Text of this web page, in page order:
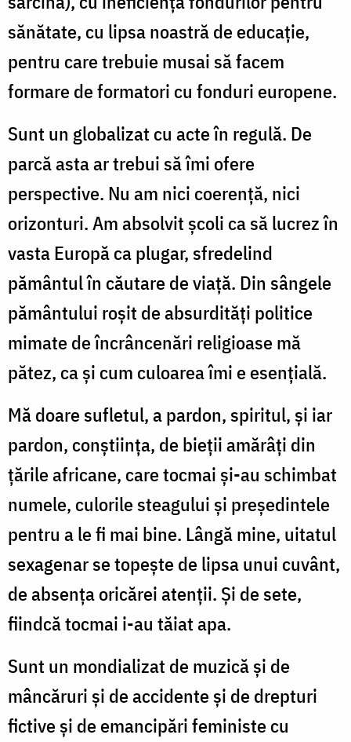
sănătate, cu lipsa noastră de educaţie,
pentru care trebuie musai să facem
formare de formatori cu fonduri europene.
Sunt un globalizat cu acte în regulă. De
parcă asta ar trebui să îmi ofere
perspective. Nu am nici coerenţă, nici
orizonturi. Am absolvit şcoli ca să lucrez în
vasta Europă ca plugar, sfredelind
pământul în căutare de viaţă. Din sângele
pământului roşit de absurdităţi politice
mimate de încrâncenări religioase mă
pătez, ca şi cum culoarea îmi e esenţială.
Mă doare sufletul, a pardon, spiritul, şi iar
pardon, conştiinţa, de bieţii amărâţi din
ţările africane, care tocmai şi-au schimbat
numele, culorile steagului şi preşedintele
pentru a le fi mai bine. Lângă mine, uitatul
sexagenar se topeşte de lipsa unui cuvânt,
de absenţa oricărei atenţii. Şi de sete,
fiindcă tocmai i-au tăiat apa.
Sunt un mondializat de muzică şi de
mâncăruri şi de accidente şi de drepturi
fictive şi de emancipări feministe cu